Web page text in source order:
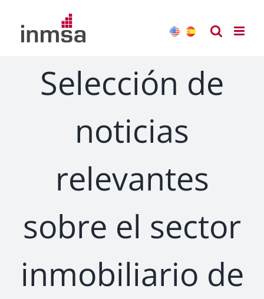
contenido
Selección de
noticias
relevantes
sobre el sector
inmobiliario de